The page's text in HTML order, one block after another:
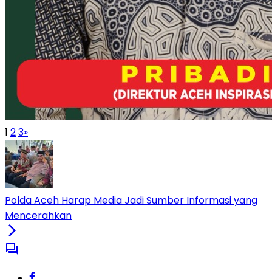
1 23»
Polda Aceh Harap Media Jadi Sumber Informasi yang
Mencerahkan